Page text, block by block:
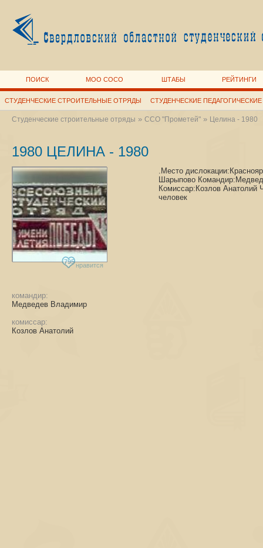
ПОИСК МОО СОСО ШТАБЫ РЕЙТИНГИ
СТУДЕНЧЕСКИЕ СТРОИТЕЛЬНЫЕ ОТРЯДЫ СТУДЕНЧЕСКИЕ
Студенческие строительные отряды » ССО "Прометей"» Целина - 1980
1980 ЦЕЛИНА - 1980
795 нравится
командир:
Медведев Владимир
комиссар:
Козлов Анатолий
.Место
Шарыпово
Комиссар:Козлов Анатолий
человек